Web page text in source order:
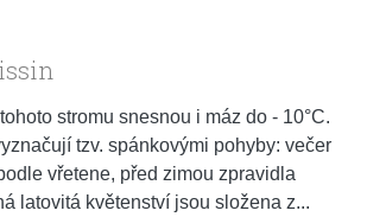
stromu snesnou i máz do - 10°C.
tzv. spánkovými pohyby: večer
vřetene, před zimou zpravidla
latovitá květenství jsou složena z...